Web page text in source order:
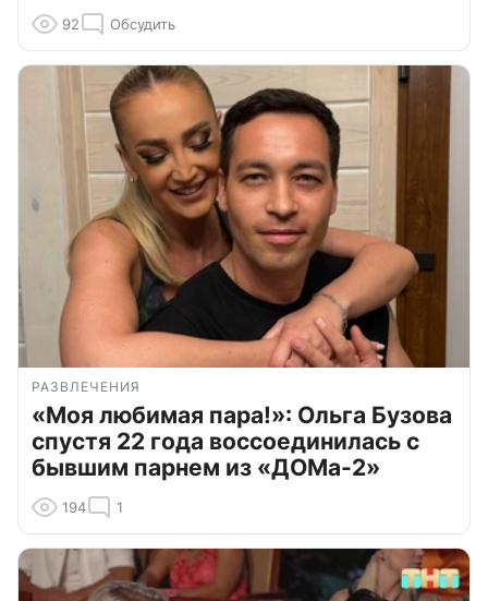
92 Обсудить
РАЗВЛЕЧЕНИЯ
«Моя любимая пара!»: Ольга Бузова
спустя 22 года воссоединилась с
бывшим парнем из «ДОМа-2»
194 1